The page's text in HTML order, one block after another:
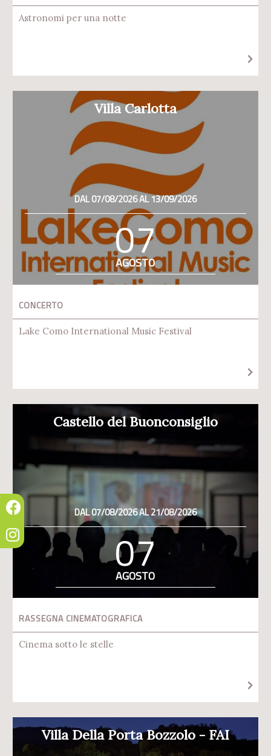
Astronomi per una notte
Villa Carlotta
DAL 07/08/2026 AL 13/09/2026
07
AGOSTO
CONCERTO
Lake Como International Music Festival
Castello del Buonconsiglio
DAL 07/08/2026 AL 21/08/2026
07
AGOSTO
RASSEGNA CINEMATOGRAFICA
Cinema sotto le stelle
Villa Della Porta Bozzolo - FAI